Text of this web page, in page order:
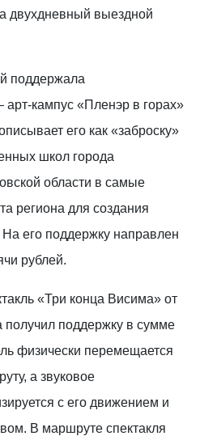
двухдневный выездной
поддержала
кампус «Пленэр в горах»
его как «заброску»
школ города
области в самые
региона для создания
его поддержку направлен
рублей.
«Три конца Висима» от
поддержку в сумме
физически перемещается
а звуковое
с его движением и
В маршруте спектакля